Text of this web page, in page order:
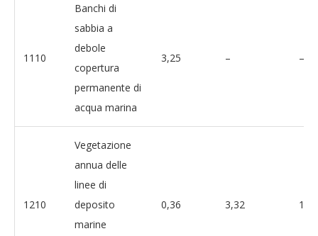
1110
Banchi di
sabbia a
debole
copertura
permanente di
acqua marina
3,25 – –
1210
Vegetazione
annua delle
linee di
deposito
marine
0,36 3,32 10,8